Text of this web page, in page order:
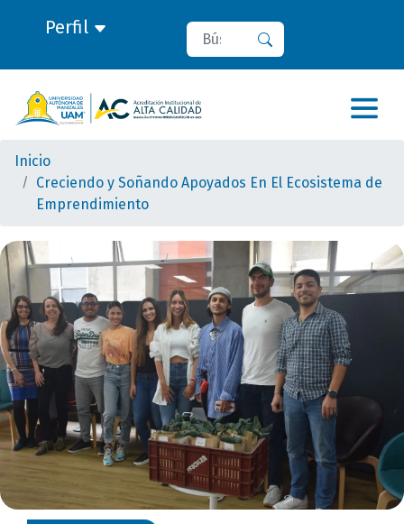
Perfil Buscar
Inicio
Creciendo y Soñando Apoyados En El Ecosistema de
Emprendimiento